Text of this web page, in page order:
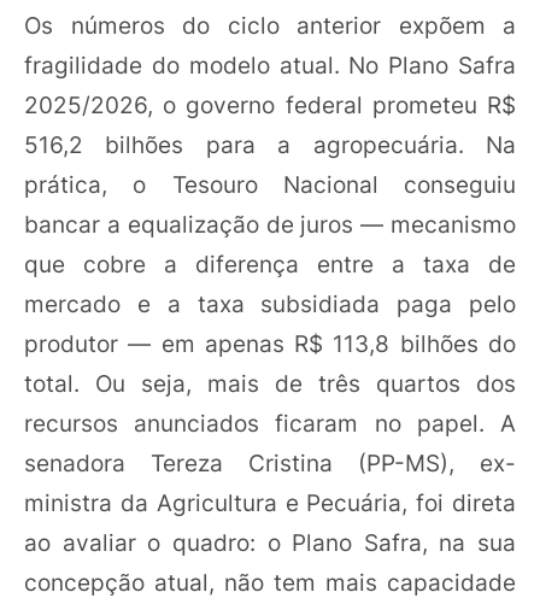
Os números do ciclo anterior expõem a
fragilidade do modelo atual. No Plano Safra
2025/2026, o governo federal prometeu R$
516,2 bilhões para a agropecuária. Na
prática, o Tesouro Nacional conseguiu
bancar a equalização de juros — mecanismo
que cobre a diferença entre a taxa de
mercado e a taxa subsidiada paga pelo
produtor — em apenas R$ 113,8 bilhões do
total. Ou seja, mais de três quartos dos
recursos anunciados ficaram no papel. A
senadora Tereza Cristina (PP-MS), ex-
ministra da Agricultura e Pecuária, foi direta
ao avaliar o quadro: o Plano Safra, na sua
concepção atual, não tem mais capacidade